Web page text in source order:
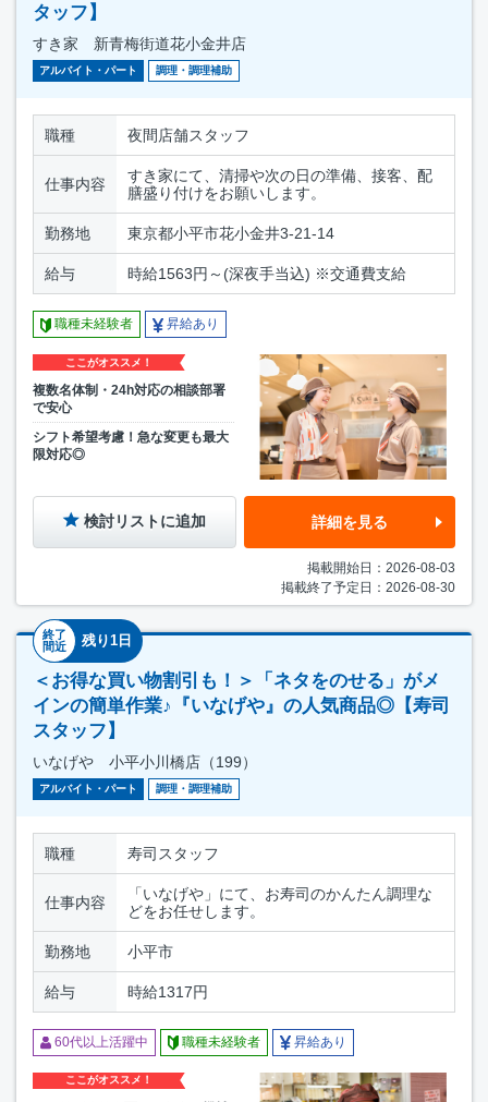
タッフ】
すき家 新青梅街道花小金井店
アルバイト・パート 調理・調理補助
職種 夜間店舗スタッフ
仕事内容
すき家にて、清掃や次の日の準備、接客、配
膳盛り付けをお願いします。
勤務地 東京都小平市花小金井3-21-14
給与 時給1563円～(深夜手当込) ※交通費支給
職種未経験者 昇給あり
ここがオススメ！
複数名体制・24h対応の相談部署
で安心
シフト希望考慮！急な変更も最大
限対応◎
検討リストに追加 詳細を見る
掲載開始日：2026-08-03
掲載終了予定日：2026-08-30
終了
間近
残り1日
＜お得な買い物割引も！＞「ネタをのせる」がメ
インの簡単作業♪『いなげや』の人気商品◎【寿司
スタッフ】
いなげや 小平小川橋店（199）
アルバイト・パート 調理・調理補助
職種 寿司スタッフ
仕事内容
「いなげや」にて、お寿司のかんたん調理な
どをお任せします。
勤務地 小平市
給与 時給1317円
60代以上活躍中 職種未経験者 昇給あり
ここがオススメ！